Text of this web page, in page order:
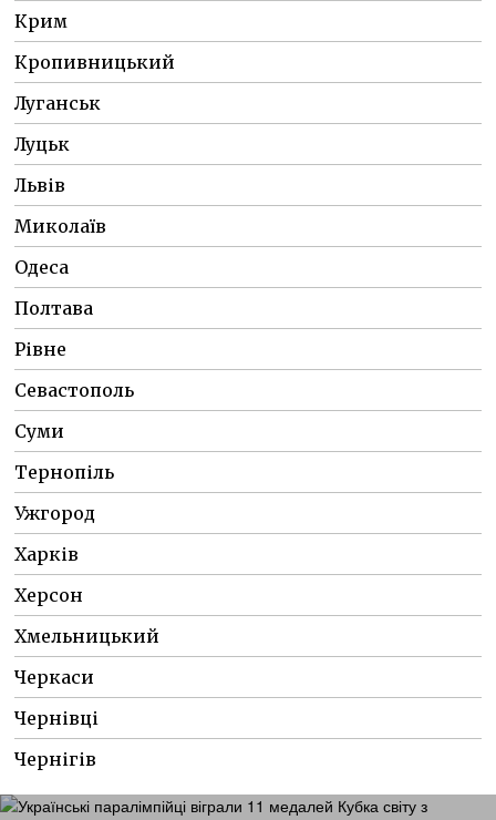
Крим
Кропивницький
Луганськ
Луцьк
Львів
Миколаїв
Одеса
Полтава
Рівне
Севастополь
Суми
Тернопіль
Ужгород
Харків
Херсон
Хмельницький
Черкаси
Чернівці
Чернігів